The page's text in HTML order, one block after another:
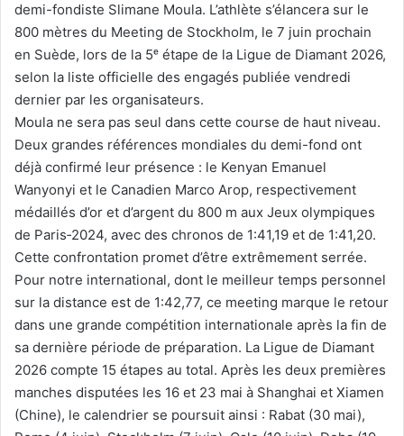
demi-fondiste Slimane Moula. L’athlète s’élancera sur le
800 mètres du Meeting de Stockholm, le 7 juin prochain
en Suède, lors de la 5ᵉ étape de la Ligue de Diamant 2026,
selon la liste officielle des engagés publiée vendredi
dernier par les organisateurs.
Moula ne sera pas seul dans cette course de haut niveau.
Deux grandes références mondiales du demi-fond ont
déjà confirmé leur présence : le Kenyan Emanuel
Wanyonyi et le Canadien Marco Arop, respectivement
médaillés d’or et d’argent du 800 m aux Jeux olympiques
de Paris‑2024, avec des chronos de 1:41,19 et de 1:41,20.
Cette confrontation promet d’être extrêmement serrée.
Pour notre international, dont le meilleur temps personnel
sur la distance est de 1:42,77, ce meeting marque le retour
dans une grande compétition internationale après la fin de
sa dernière période de préparation. La Ligue de Diamant
2026 compte 15 étapes au total. Après les deux premières
manches disputées les 16 et 23 mai à Shanghai et Xiamen
(Chine), le calendrier se poursuit ainsi : Rabat (30 mai),